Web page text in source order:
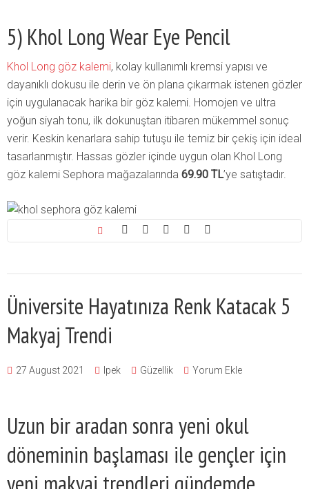
5) Khol Long Wear Eye Pencil
Khol Long göz kalemi, kolay kullanımlı kremsi yapısı ve
dayanıklı dokusu ile derin ve ön plana çıkarmak istenen gözler
için uygulanacak harika bir göz kalemi. Homojen ve ultra
yoğun siyah tonu, ilk dokunuştan itibaren mükemmel sonuç
verir. Keskin kenarlara sahip tutuşu ile temiz bir çekiş için ideal
tasarlanmıştır. Hassas gözler içinde uygun olan Khol Long
göz kalemi Sephora mağazalarında 69.90 TL’ye satıştadır.
Üniversite Hayatınıza Renk Katacak 5
Makyaj Trendi
27 August 2021 Ipek Güzellik Yorum Ekle
Uzun bir aradan sonra yeni okul
döneminin başlaması ile gençler için